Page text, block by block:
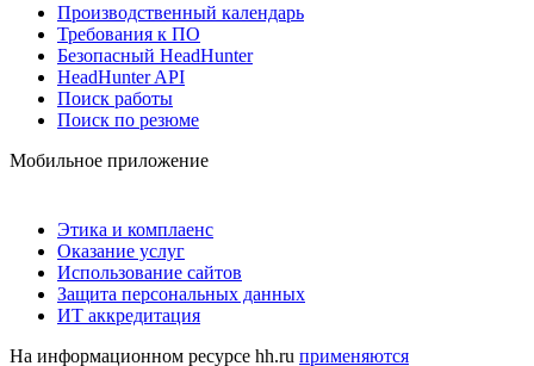
Производственный календарь
Требования к ПО
Безопасный HeadHunter
HeadHunter API
Поиск работы
Поиск по резюме
Мобильное приложение
Этика и комплаенс
Оказание услуг
Использование сайтов
Защита персональных данных
ИТ аккредитация
На информационном ресурсе hh.ru применяются